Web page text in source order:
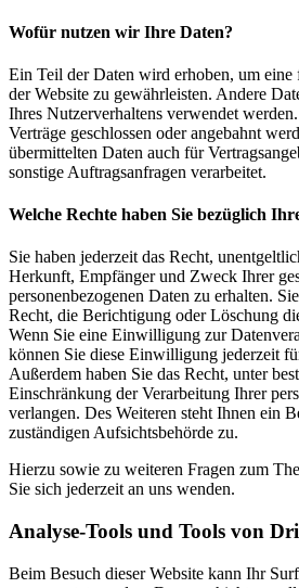
Wofür nutzen wir Ihre Daten?
Ein Teil der Daten wird erhoben, um
der Website zu gewährleisten. Andere
Ihres Nutzerverhaltens verwendet
Verträge geschlossen oder angebahnt
übermittelten Daten auch für
sonstige Auftragsanfragen verarbeitet.
Welche Rechte haben Sie bezüglich
Sie haben jederzeit das Recht,
Herkunft, Empfänger und Zweck Ihrer
personenbezogenen Daten zu erhalten.
Recht, die Berichtigung oder Löschung
Wenn Sie eine Einwilligung zur
können Sie diese Einwilligung jederzeit
Außerdem haben Sie das Recht, unter
Einschränkung der Verarbeitung Ihrer
verlangen. Des Weiteren steht Ihnen ein
zuständigen Aufsichtsbehörde zu.
Hierzu sowie zu weiteren Fragen zum
Sie sich jederzeit an uns wenden.
Analyse-Tools und Tools von
Beim Besuch dieser Website kann Ihr